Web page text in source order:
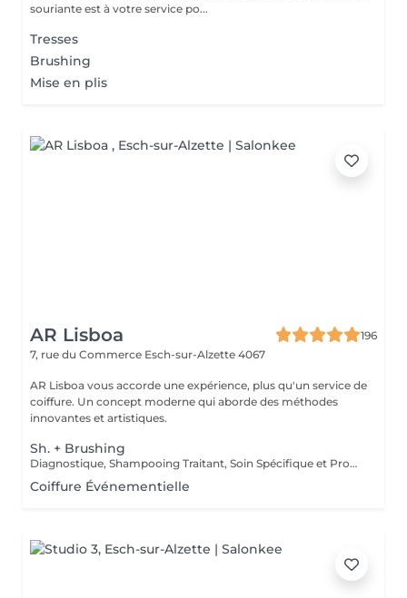
souriante est à votre service po...
Tresses
Brushing
Mise en plis
AR Lisboa
196
7, rue du Commerce Esch-sur-Alzette 4067
AR Lisboa vous accorde une expérience, plus qu'un service de
coiffure. Un concept moderne qui aborde des méthodes
innovantes et artistiques.
Sh. + Brushing
Diagnostique, Shampooing Traitant, Soin Spécifique et Produits Coiffants inclus
Coiffure Événementielle